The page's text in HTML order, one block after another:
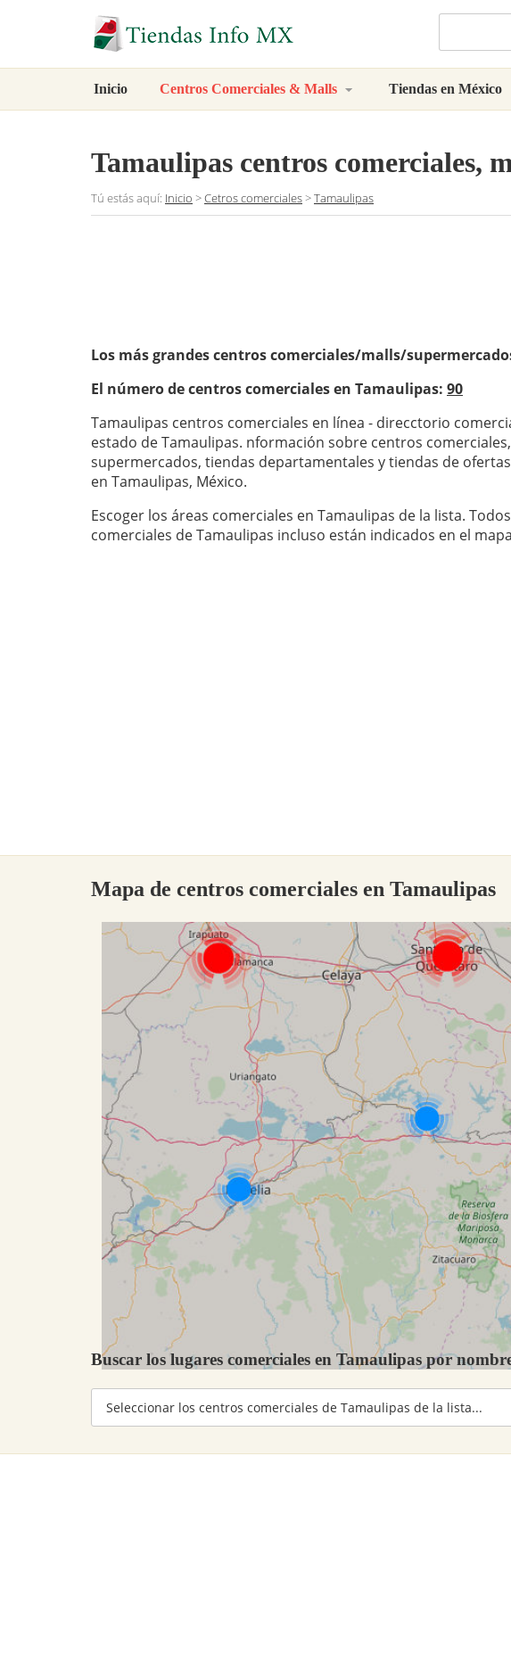
Inicio Centros Comerciales & Malls Tiendas en México
Tamaulipas centros comerciales,
Tú estás aquí: Inicio >Cetros comerciales>Tamaulipas
Los más grandes centros comerciales/malls/
El número de centros comerciales en Tamaulipas: 90
Tamaulipas centros comerciales en línea - direcctorio
estado de Tamaulipas. nformación sobre centros comerciales,
supermercados, tiendas departamentales y tiendas de
en Tamaulipas, México.
Escoger los áreas comerciales en Tamaulipas de la lista.
comerciales de Tamaulipas incluso están indicados en el
Mapa de centros comerciales en Tamaulipas
Buscar los lugares comerciales en Tamaulipas por